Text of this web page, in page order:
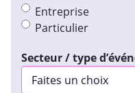
Entreprise
Particulier
Secteur / type